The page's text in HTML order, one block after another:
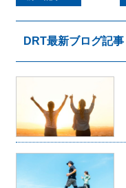
DRT最新ブログ記事